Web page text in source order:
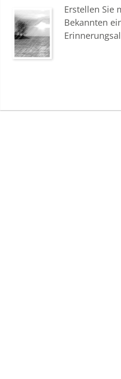
Ihre
Erstellen Sie
Bekannten